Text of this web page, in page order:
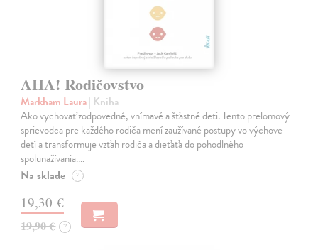
AHA! Rodičovstvo
Markham Laura| Kniha
Ako vychovať zodpovedné, vnímavé a šťastné deti. Tento prelomový
sprievodca pre každého rodiča mení zaužívané postupy vo výchove
detí a transformuje vzťah rodiča a dieťaťa do pohodlného
spolunažívania.…
Na sklade ?
19,30 €
19,90 € ?